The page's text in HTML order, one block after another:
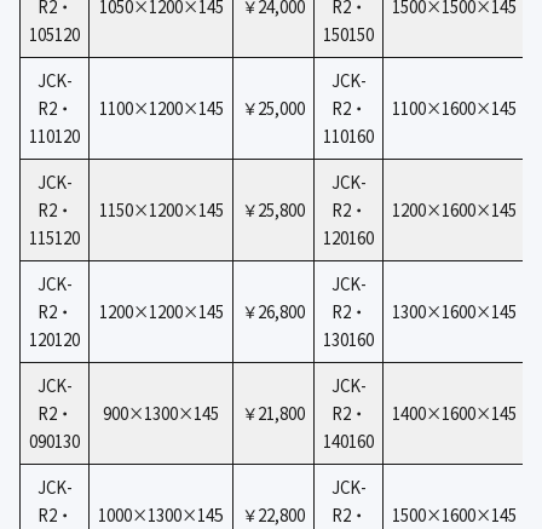
R2・
105120
1050×1200×145 ￥24,000
R2・
150150
1500×1500×145
JCK-
R2・
110120
1100×1200×145 ￥25,000
JCK-
R2・
110160
1100×1600×145
JCK-
R2・
115120
1150×1200×145 ￥25,800
JCK-
R2・
120160
1200×1600×145
JCK-
R2・
120120
1200×1200×145 ￥26,800
JCK-
R2・
130160
1300×1600×145
JCK-
R2・
090130
900×1300×145 ￥21,800
JCK-
R2・
140160
1400×1600×145
JCK-
R2・
1000×1300×145 ￥22,800
JCK-
R2・
1500×1600×145